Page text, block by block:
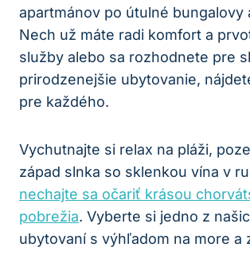
apartmánov po útulné bungalovy
Nech už máte radi komfort a
služby alebo sa rozhodnete pre
prirodzenejšie ubytovanie,
pre každého.
Vychutnajte si relax na pláži,
západ slnka so sklenkou vína v
nechajte sa očariť krásou
pobrežia. Vyberte si jedno z
ubytovaní s výhľadom na more a